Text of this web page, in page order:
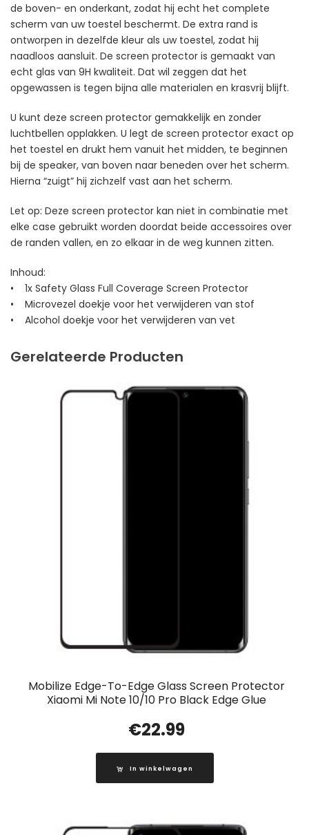
de boven- en onderkant, zodat hij echt het complete
scherm van uw toestel beschermt. De extra rand is
ontworpen in dezelfde kleur als uw toestel, zodat hij
naadloos aansluit. De screen protector is gemaakt van
echt glas van 9H kwaliteit. Dat wil zeggen dat het
opgewassen is tegen bijna alle materialen en krasvrij blijft.
U kunt deze screen protector gemakkelijk en zonder
luchtbellen opplakken. U legt de screen protector exact op
het toestel en drukt hem vanuit het midden, te beginnen
bij de speaker, van boven naar beneden over het scherm.
Hierna “zuigt” hij zichzelf vast aan het scherm.
Let op: Deze screen protector kan niet in combinatie met
elke case gebruikt worden doordat beide accessoires over
de randen vallen, en zo elkaar in de weg kunnen zitten.
Inhoud:
• 1x Safety Glass Full Coverage Screen Protector
• Microvezel doekje voor het verwijderen van stof
• Alcohol doekje voor het verwijderen van vet
Gerelateerde Producten
Mobilize Edge-To-Edge Glass Screen Protector
Xiaomi Mi Note 10/10 Pro Black Edge Glue
€22.99
In winkelwagen